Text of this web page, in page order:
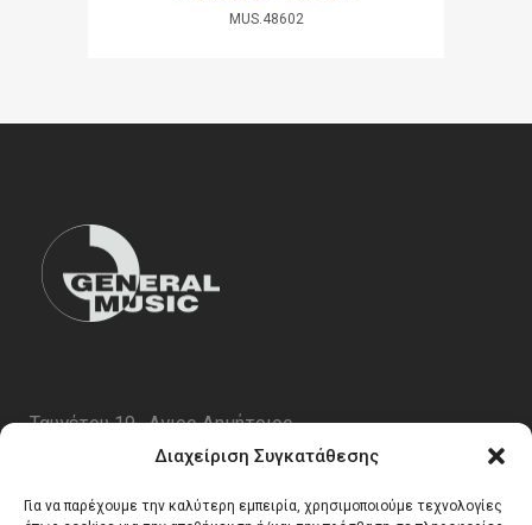
Διαχείριση Συγκατάθεσης
Για να παρέχουμε την καλύτερη εμπειρία, χρησιμοποιούμε τεχνολογίες
MUS.48602
Ταυγέτου 19 , Αγιος Δημήτριος
email:info@generalmusic.gr